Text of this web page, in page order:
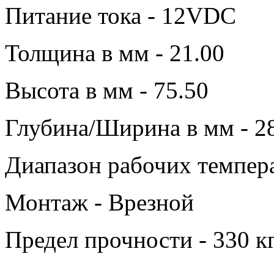
Питание тока - 12VDC
Толщина в мм - 21.00
Высота в мм - 75.50
Глубина/Ширина в мм -
Диапазон рабочих
Монтаж - Врезной
Предел прочности - 330